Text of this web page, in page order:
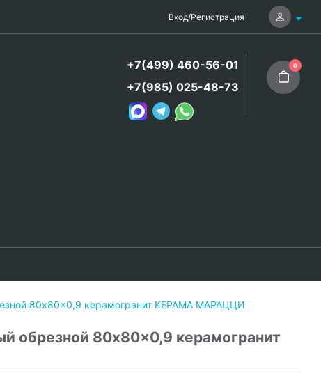
Вход/Регистрация
+7(499) 460-56-01
+7(985) 025-48-73
0
80x80x0,9 керамогранит КЕРАМА МАРАЦЦИ
обрезной 80x80x0,9 керамогранит